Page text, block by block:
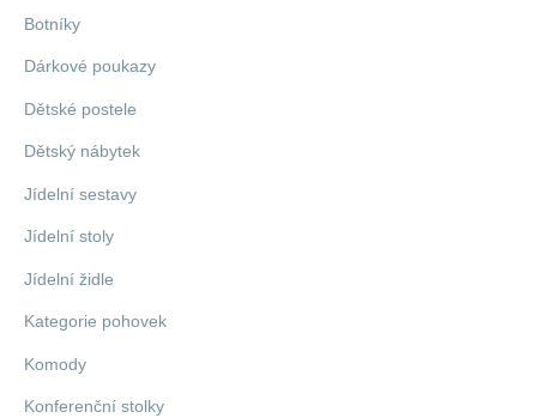
Botníky
Dárkové poukazy
Dětské postele
Dětský nábytek
Jídelní sestavy
Jídelní stoly
Jídelní židle
Kategorie pohovek
Komody
Konferenční stolky